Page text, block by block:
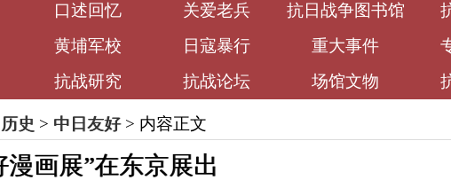
口述回忆 关爱老兵 抗日战争图书馆
黄埔军校 日寇暴行 重大事件
抗战研究 抗战论坛 场馆文物
史 > 中日友好> 内容正文
漫画展”在东京展出